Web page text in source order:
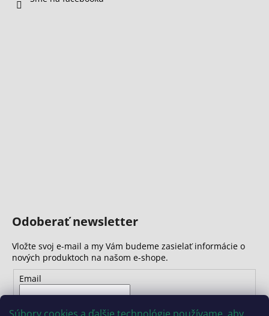
Odoberať newsletter
Vložte svoj e-mail a my Vám budeme zasielať informácie o
nových produktoch na našom e-shope.
Email